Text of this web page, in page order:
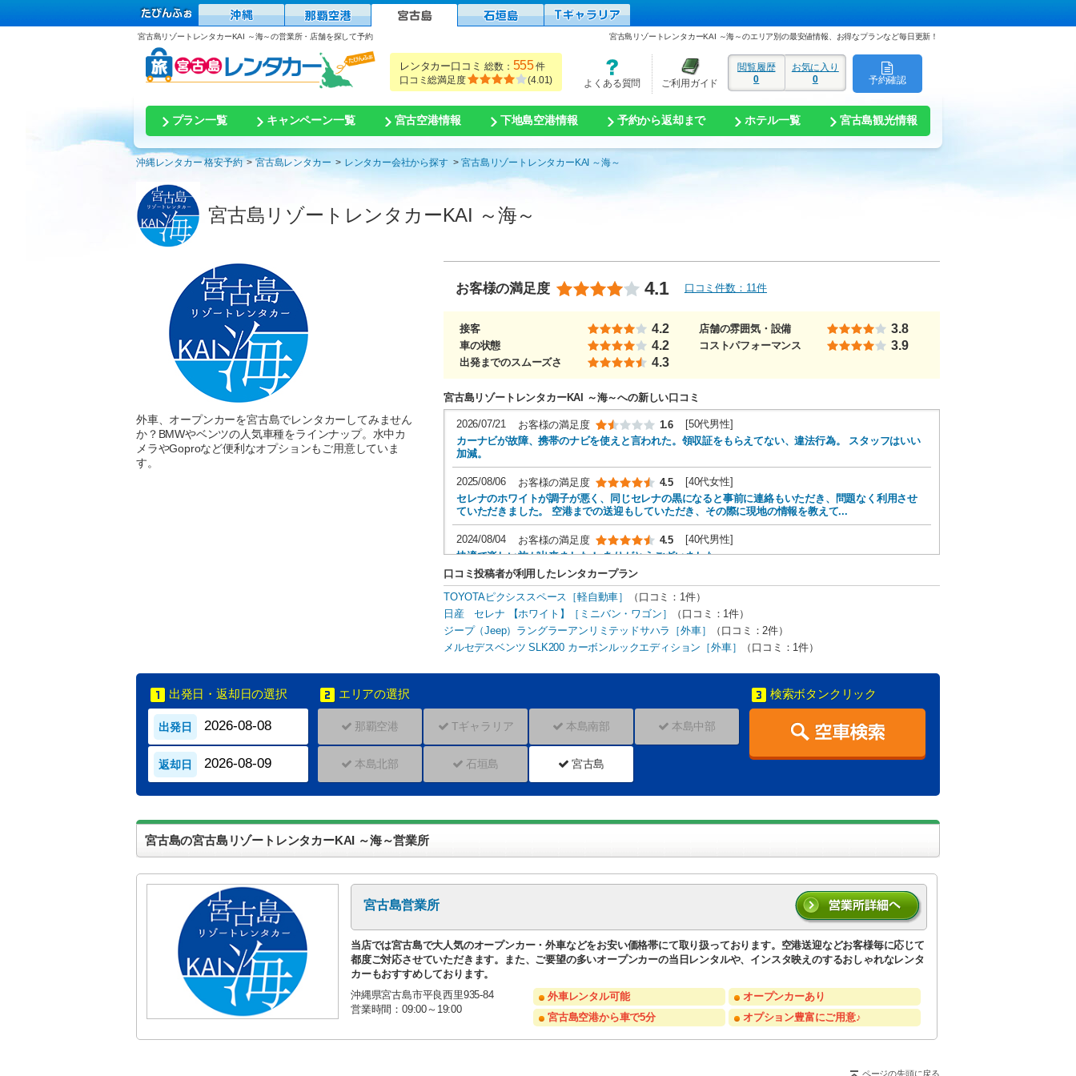
宮古島リゾートレンタカーKAI ～海～の営業所・店舗を探して予約 宮古島リゾートレンタカーKAI ～海～のエリア別の最安値情報、お得なプランなど毎日更新！
レンタカー口コミ 総数： 555件
口コミ総満足度
(4.01) 予約確認
閲覧履歴
0
お気に入り
0
よくある質問 ご利用ガイド
プラン一覧 キャンペーン一覧 宮古空港情報 下地島空港情報 予約から返却まで ホテル一覧 宮古島観光情報
沖縄レンタカー 格安予約 宮古島レンタカー レンタカー会社から探す 宮古島リゾートレンタカーKAI ～海～
宮古島リゾートレンタカーKAI ～海～
外車、オープンカーを宮古島でレンタカーしてみません
か？BMWやベンツの人気車種をラインナップ。水中カ
メラやGoproなど便利なオプションもご用意していま
す。
お客様の満足度 4.1 口コミ件数：11件
接客 4.2 店舗の雰囲気・設備 3.8
車の状態 4.2 コストパフォーマンス 3.9
出発までのスムーズさ 4.3
宮古島リゾートレンタカーKAI ～海～への新しい口コミ
2026/07/21 お客様の満足度 1.6
[50代男性]
カーナビが故障、携帯のナビを使えと言われた。領収証をもらえてない、違法行為。 スタッフはいい
加減。
2025/08/06 お客様の満足度 4.5
[40代女性]
セレナのホワイトが調子が悪く、同じセレナの黒になると事前に連絡もいただき、問題なく利用させ
ていただきました。 空港までの送迎もしていただき、その際に現地の情報を教えて...
2024/08/04 お客様の満足度 4.5
[40代男性]
快適で楽しい旅が出来ました！ ありがとうございました。
2023/09/01 お客様の満足度 4.4
[40代男性]
たまには、乗ってみたい 車種、念願の⁉ベンツ オ―プンカ―仕様に 乗らせて頂く事も、できまし
た。 最後に、空港に送って頂けた事にも、感謝しています。 マニアックな事を 申...
2023/06/29 お客様の満足度 4.6
[30代男性]
口コミ投稿者が利用したレンタカープラン
TOYOTAピクシススペース［軽自動車］
（口コミ：1件）
日産 セレナ 【ホワイト】［ミニバン・ワゴン］
（口コミ：1件）
ジープ（Jeep）ラングラーアンリミテッドサハラ［外車］
（口コミ：2件）
メルセデスベンツ SLK200 カーボンルックエディション［外車］
（口コミ：1件）
出発日・返却日の選択 エリアの選択
那覇空港 Tギャラリア 本島南部 本島中部
本島北部 石垣島 宮古島
検索ボタンクリック
宮古島の宮古島リゾートレンタカーKAI ～海～営業所
宮古島営業所
当店では宮古島で大人気のオープンカー・外車などをお安い価格帯にて取り扱っております。空港送迎などお客様毎に応じて
都度ご対応させていただきます。また、ご要望の多いオープンカーの当日レンタルや、インスタ映えのするおしゃれなレンタ
カーもおすすめしております。
外車レンタル可能
オープンカーあり
宮古島空港から車で5分
オプション豊富にご用意♪
沖縄県宮古島市平良西里935-84
営業時間：09:00～19:00
ページの先頭に戻る